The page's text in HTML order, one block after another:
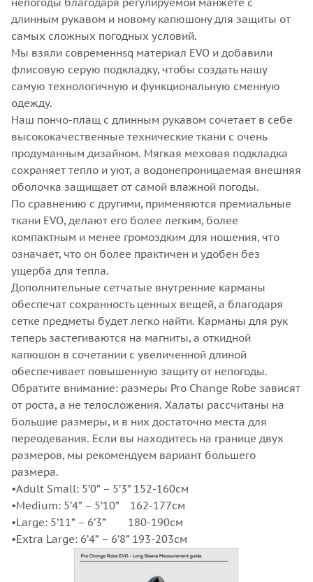
длинным рукавом и новому капюшону для защиты от
самых сложных погодных условий.
Мы взяли современнsq материал EVO и добавили
флисовую серую подкладку, чтобы создать нашу
самую технологичную и функциональную сменную
одежду.
Наш пончо-плащ с длинным рукавом сочетает в себе
высококачественные технические ткани с очень
продуманным дизайном. Мягкая меховая подкладка
сохраняет тепло и уют, а водонепроницаемая внешняя
оболочка защищает от самой влажной погоды.
По сравнению с другими, применяются премиальные
ткани EVO, делают его более легким, более
компактным и менее громоздким для ношения, что
означает, что он более практичен и удобен без
ущерба для тепла.
Дополнительные сетчатые внутренние карманы
обеспечат сохранность ценных вещей, а благодаря
сетке предметы будет легко найти. Карманы для рук
теперь застегиваются на магниты, а откидной
капюшон в сочетании с увеличенной длиной
обеспечивает повышенную защиту от непогоды.
Обратите внимание: размеры Pro Change Robe зависят
от роста, а не телосложения. Халаты рассчитаны на
большие размеры, и в них достаточно места для
переодевания. Если вы находитесь на границе двух
размеров, мы рекомендуем вариант большего
размера.
•Adult Small: 5’0” – 5’3” 152-160см
•Medium: 5’4” – 5’10” 162-177см
•Large: 5’11” – 6’3” 180-190см
•Extra Large: 6’4” – 6’8” 193-203см